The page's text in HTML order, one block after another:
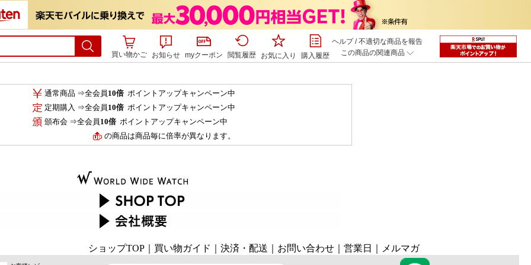
買い物かご お知らせ myクーポン 閲覧履歴 お気に入り 購入履歴
ヘルプ/不適切な商品を報告
この商品の関連商品
通常商品 ⇒全会員 10倍 ポイントアップキャンペーン中
定期購入 ⇒全会員 10倍 ポイントアップキャンペーン中
頒布会 ⇒全会員 10倍 ポイントアップキャンペーン中
の商品は商品毎に倍率が異なります。